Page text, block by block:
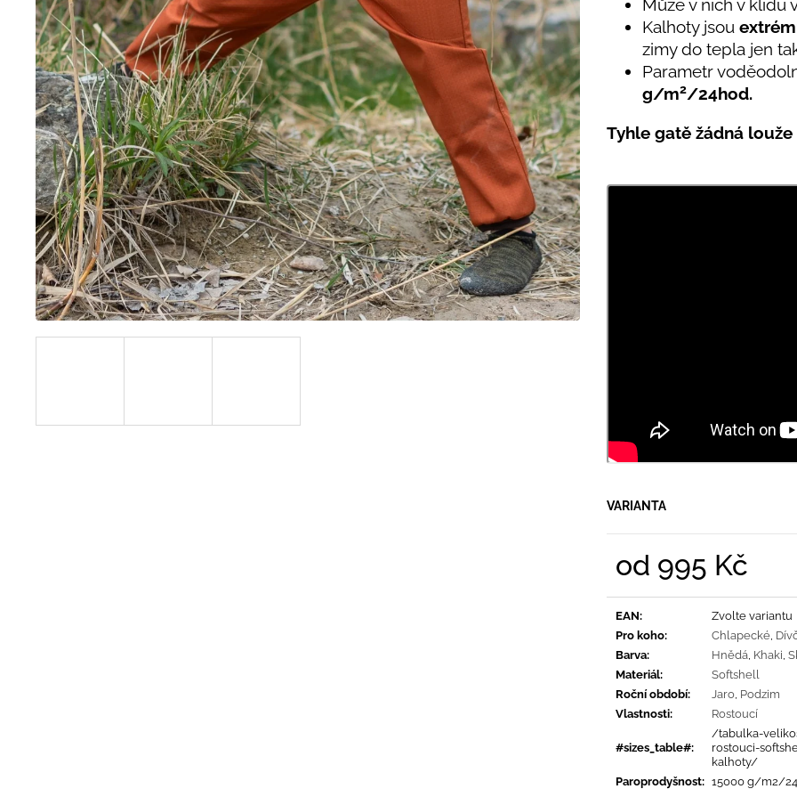
Může v nich v klidu
Kalhoty jsou
zimy do tepla jen
Parametr
g/m2/24hod.
Tyhle gatě žádná
VARIANTA
od 995 Kč
EAN:
Zvolte variantu
Pro koho: Chlapecké
Barva: Hnědá Khaki
Materiál:
Softshell
Roční období: Jaro Podzim
Vlastnosti: Rostoucí
#sizes_table#:
/tabulka-
rostouci-
kalhoty/
Paroprodyšnost: 15000 g/m2/
395 Kč
395 Kč
435 Kč